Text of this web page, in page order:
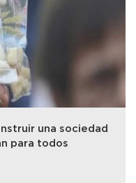
una sociedad
para todos